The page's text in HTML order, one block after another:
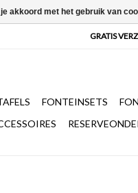
FONTEINSETS
akkoord met het gebruik van